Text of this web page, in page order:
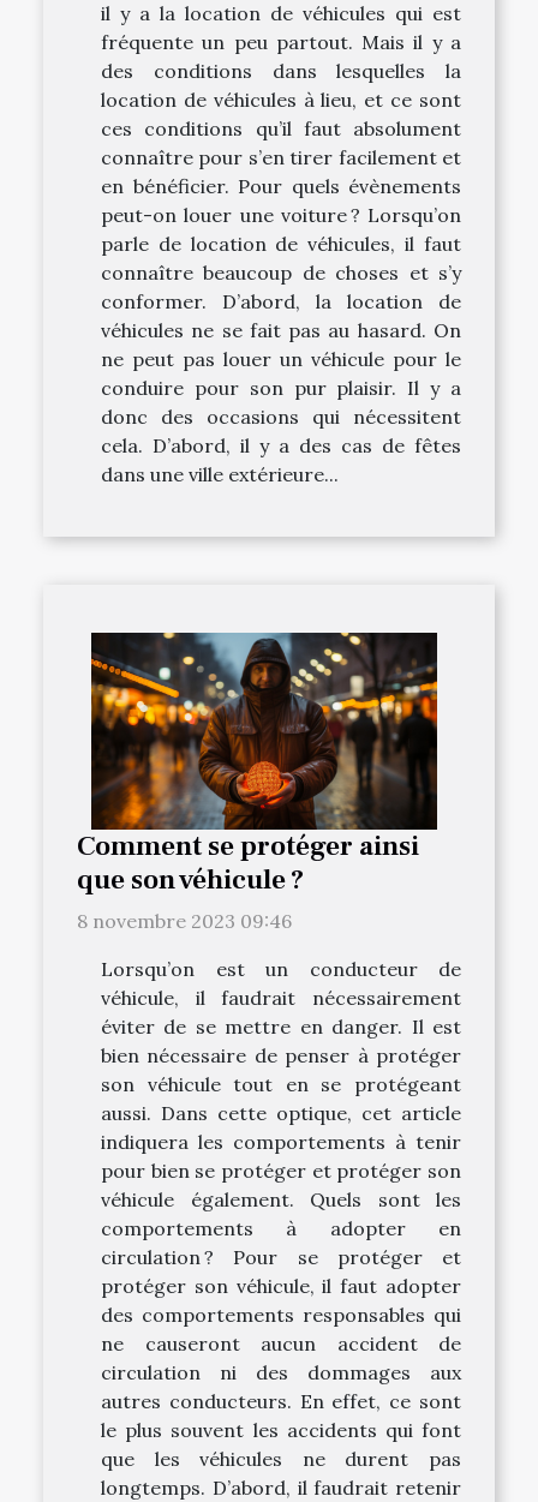
il y a la location de véhicules qui est
fréquente un peu partout. Mais il y a
des conditions dans lesquelles la
location de véhicules à lieu, et ce sont
ces conditions qu’il faut absolument
connaître pour s’en tirer facilement et
en bénéficier. Pour quels évènements
peut-on louer une voiture ? Lorsqu’on
parle de location de véhicules, il faut
connaître beaucoup de choses et s’y
conformer. D’abord, la location de
véhicules ne se fait pas au hasard. On
ne peut pas louer un véhicule pour le
conduire pour son pur plaisir. Il y a
donc des occasions qui nécessitent
cela. D’abord, il y a des cas de fêtes
dans une ville extérieure...
Comment se protéger ainsi
que son véhicule ?
8 novembre 2023 09:46
Lorsqu’on est un conducteur de
véhicule, il faudrait nécessairement
éviter de se mettre en danger. Il est
bien nécessaire de penser à protéger
son véhicule tout en se protégeant
aussi. Dans cette optique, cet article
indiquera les comportements à tenir
pour bien se protéger et protéger son
véhicule également. Quels sont les
comportements à adopter en
circulation ? Pour se protéger et
protéger son véhicule, il faut adopter
des comportements responsables qui
ne causeront aucun accident de
circulation ni des dommages aux
autres conducteurs. En effet, ce sont
le plus souvent les accidents qui font
que les véhicules ne durent pas
longtemps. D’abord, il faudrait retenir